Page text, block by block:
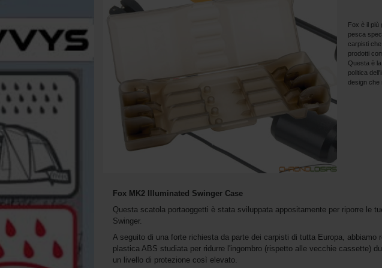
Fox è il più
pesca
carpisti
prodotti
Questa è
politica
design che
Fox MK2 Illuminated Swinger Case
Questa scatola portaoggetti è stata sviluppata appositamente per riporre le
Swinger.
A seguito di una forte richiesta da parte dei carpisti di tutta Europa, abbiamo
plastica ABS studiata per ridurre l'ingombro (rispetto alle vecchie cassette)
un livello di protezione così elevato.